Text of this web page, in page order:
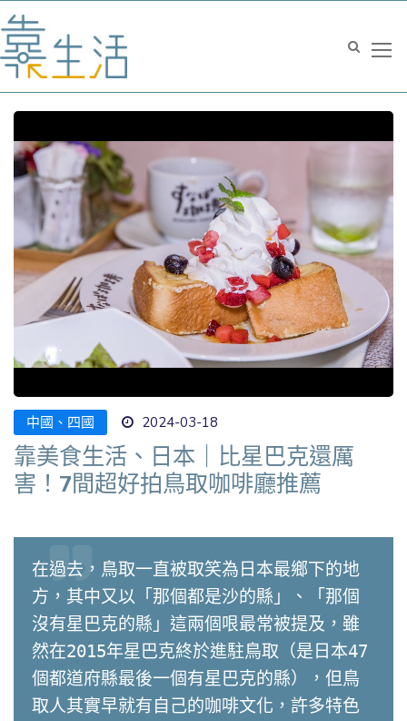
中國、四國 2024-03-18
靠美食生活、日本｜比星巴克還厲
害！7間超好拍鳥取咖啡廳推薦
在過去，鳥取一直被取笑為日本最鄉下的地
方，其中又以「那個都是沙的縣」、「那個
沒有星巴克的縣」這兩個哏最常被提及，雖
然在2015年星巴克終於進駐鳥取（是日本47
個都道府縣最後一個有星巴克的縣），但鳥
取人其實早就有自己的咖啡文化，許多特色